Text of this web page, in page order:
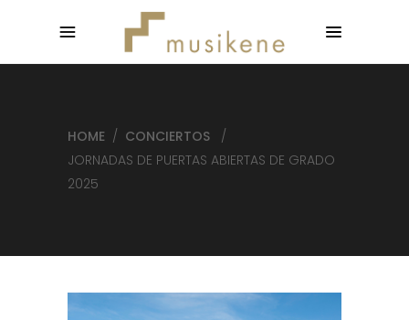
HOME / CONCIERTOS
/
JORNADAS DE PUERTAS ABIERTAS DE GRADO
2025